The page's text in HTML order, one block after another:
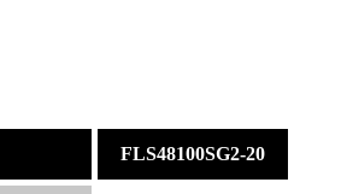
FLS48100SG2-20